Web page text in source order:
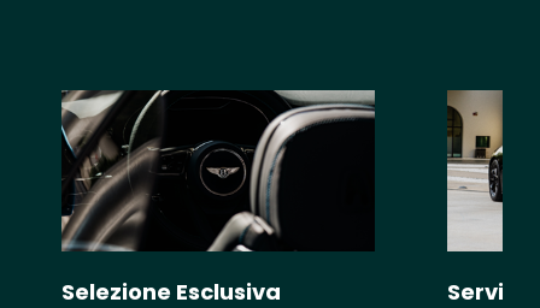
Selezione Esclusiva